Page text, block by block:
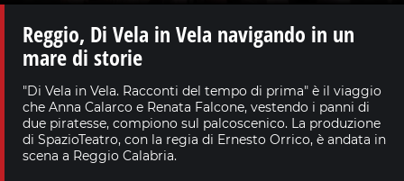
Reggio, Di Vela in Vela navigando in un
mare di storie
"Di Vela in Vela. Racconti del tempo di prima" è il viaggio
che Anna Calarco e Renata Falcone, vestendo i panni di
due piratesse, compiono sul palcoscenico. La produzione
di SpazioTeatro, con la regia di Ernesto Orrico, è andata in
scena a Reggio Calabria.